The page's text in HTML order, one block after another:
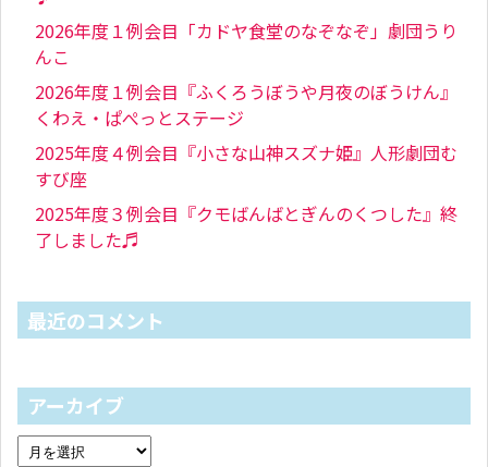
2026年度１例会目「カドヤ食堂のなぞなぞ」劇団うり
んこ
2026年度１例会目『ふくろうぼうや月夜のぼうけん』
くわえ・ぱぺっとステージ
2025年度４例会目『小さな山神スズナ姫』人形劇団む
すび座
2025年度３例会目『クモばんばとぎんのくつした』終
了しました♬
最近のコメント
アーカイブ